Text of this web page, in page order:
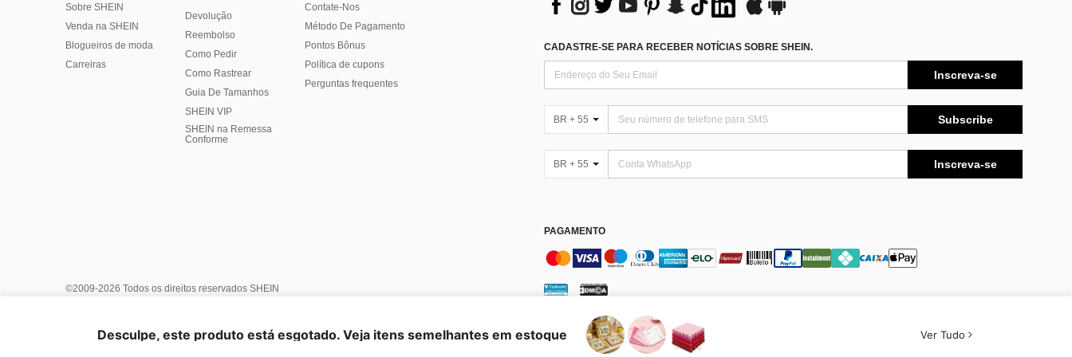
Sobre SHEIN
Venda na SHEIN
Blogueiros de moda
Carreiras
Devolução
Reembolso
Como Pedir
Como Rastrear
Guia De Tamanhos
SHEIN VIP
SHEIN na Remessa
Conforme
Contate-Nos
Método De Pagamento
Pontos Bônus
Política de cupons
Perguntas frequentes
CADASTRE-SE PARA RECEBER NOTÍCIAS SOBRE SHEIN.
Inscreva-se
BR + 55 Subscribe
BR + 55 Inscreva-se
PAGAMENTO
©2009-2026 Todos os direitos reservados SHEIN
Informações da Empresa
Escolha do anúncio United States
Desculpe, este produto está esgotado. Veja itens semelhantes em estoque Ver Tudo